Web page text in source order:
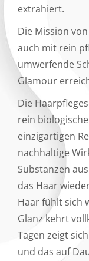
extrahiert.
Die Mission von
auch mit rein
umwerfende
Glamour
Die
rein
einzigartigen
nachhaltige
Substanzen
das Haar
Haar fühlt sich
Glanz kehrt
Tagen zeigt
und das auf